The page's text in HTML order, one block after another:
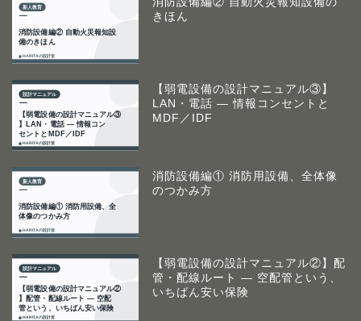
きほん
【弱電設備の設計マニュアル③】
LAN・電話 ― 情報コンセントと
MDF／IDF
消防設備編① 消防用設備、全体像
のつかみ方
【弱電設備の設計マニュアル②】配
管・配線ルート ― 空配管という、
いちばん安い保険